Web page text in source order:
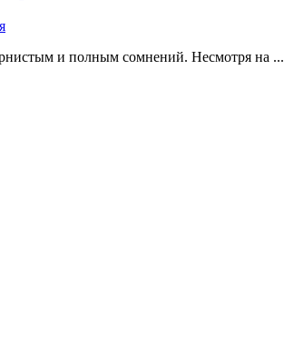
и полным сомнений. Несмотря на ...